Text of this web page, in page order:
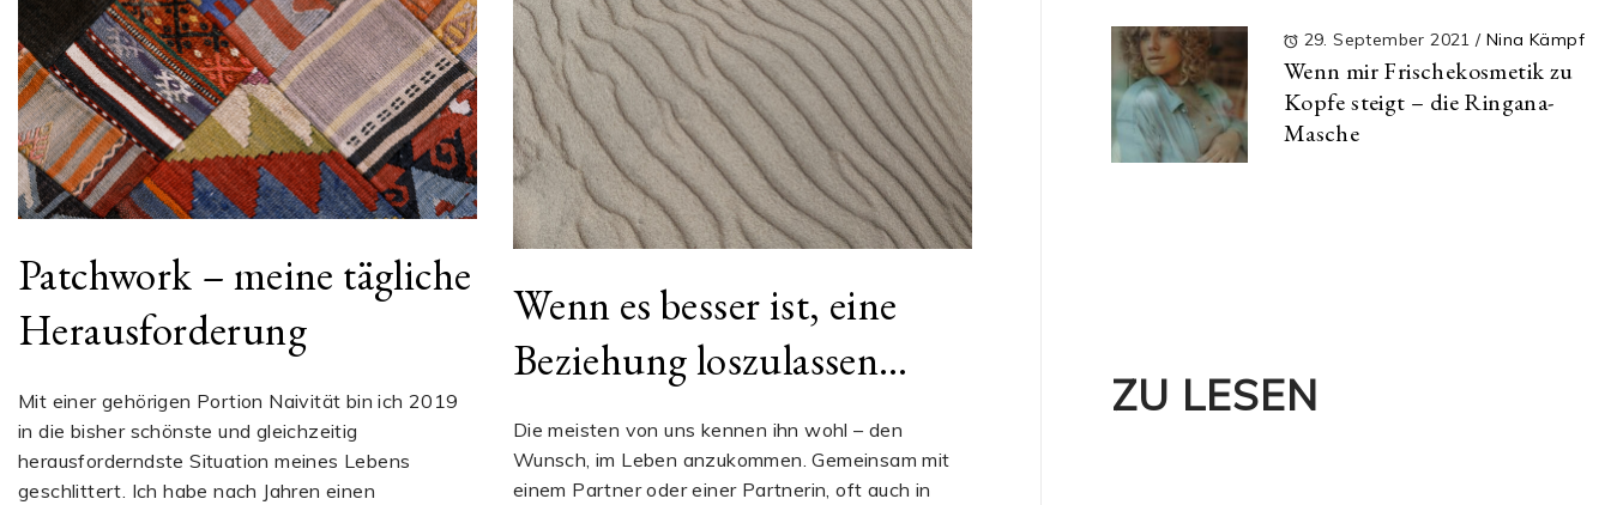
Wenn es besser ist, eine
Beziehung loszulassen…
Die meisten von uns kennen ihn wohl – den
Wunsch, im Leben anzukommen. Gemeinsam mit
einem Partner oder einer Partnerin, oft auch in
Patchwork – meine tägliche
Herausforderung
Mit einer gehörigen Portion Naivität bin ich 2019
in die bisher schönste und gleichzeitig
herausforderndste Situation meines Lebens
geschlittert. Ich habe nach Jahren einen
29. September 2021/ Nina Kämpf
Wenn mir Frischekosmetik zu
Kopfe steigt – die Ringana-
Masche
ZU LESEN